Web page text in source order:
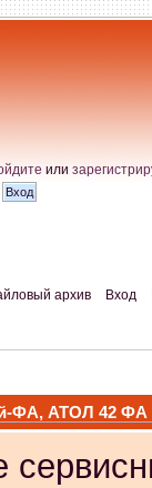
или
архив Вход
ФА, АТОЛ 42 ФА